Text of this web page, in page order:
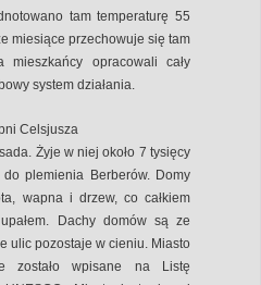
tam temperaturę 55
miesiące przechowuje się tam
opracowali cały
system działania.
Celsjusza
Żyje w niej około 7 tysięcy
plemienia Berberów. Domy
wapna i drzew, co całkiem
Dachy domów są ze
ulic pozostaje w cieniu. Miasto
wpisane na Listę